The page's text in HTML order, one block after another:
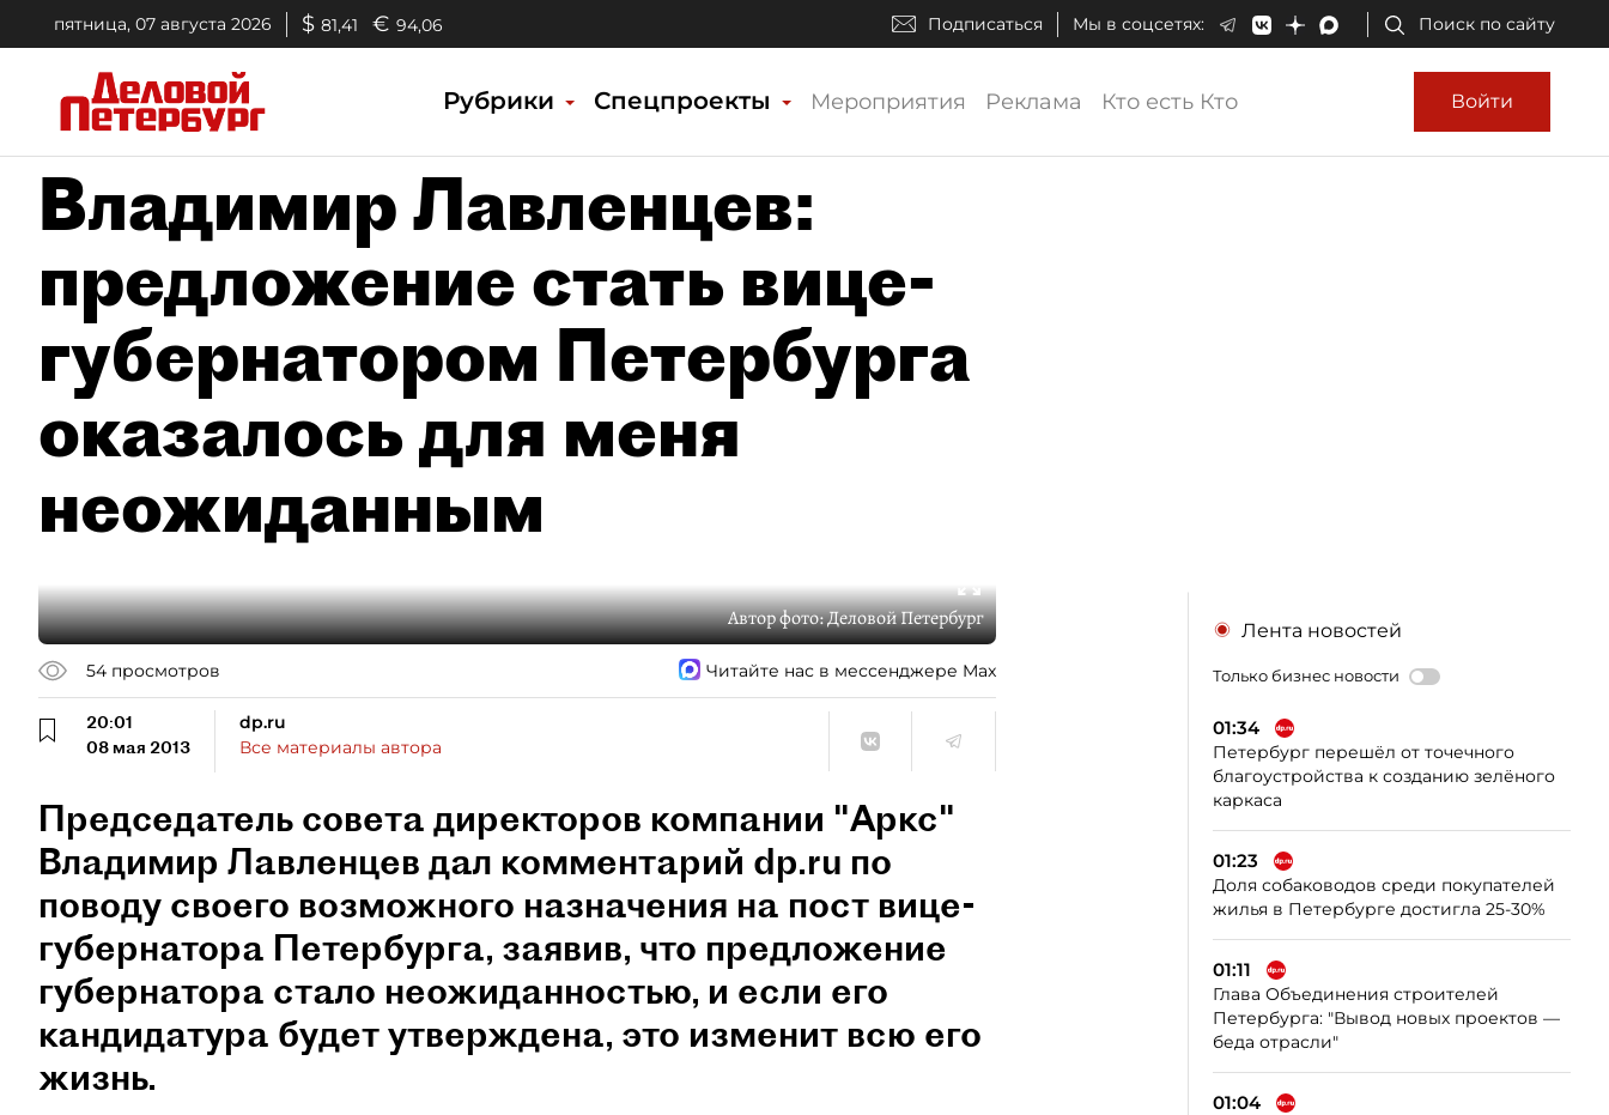
пятница, 07 августа 2026 $ 81,41 € 94,06 Подписаться Мы в соцсетях: Поиск по сайту
Рубрики Спецпроекты Мероприятия Реклама Кто есть Кто Войти
Владимир Лавленцев:
предложение стать вице-
губернатором Петербурга
оказалось для меня
неожиданным
Автор фото:Деловой Петербург
54 просмотров Читайте нас в мессенджере Max
20:01
08 мая 2013
dp.ru
Все материалы автора
Председатель совета директоров компании "Аркс"
Владимир Лавленцев дал комментарий dp.ru по
поводу своего возможного назначения на пост вице-
губернатора Петербурга, заявив, что предложение
губернатора стало неожиданностью, и если его
кандидатура будет утверждена, это изменит всю его
жизнь.
Лента новостей
Только бизнес новости
01:34
Петербург перешёл от точечного
благоустройства к созданию зелёного
каркаса
01:23
Доля собаководов среди покупателей
жилья в Петербурге достигла 25-30%
01:11
Глава Объединения строителей
Петербурга: "Вывод новых проектов —
беда отрасли"
01:04